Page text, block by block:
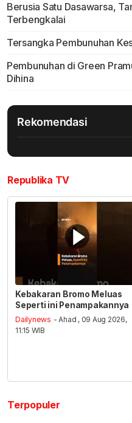
Berusia Satu Dasawarsa,
Terbengkalai
Tersangka Pembunuhan
Pembunuhan di Green
Dihina
Rekomendasi
Republika TV
Kebakaran Bromo Meluas
Seperti ini Penampakannya
Dailynews - Ahad , 09 Aug 2026,
11:15 WIB
Terpopuler